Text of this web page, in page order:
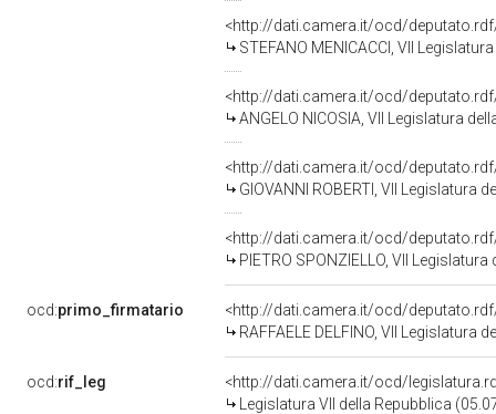
<http://dati.camera.it/ocd/
STEFANO MENICACCI, VII
<http://dati.camera.it/ocd/
ANGELO NICOSIA, VII Legislatura
<http://dati.camera.it/ocd/
GIOVANNI ROBERTI, VII Legislatura
<http://dati.camera.it/ocd/
PIETRO SPONZIELLO, VII
ocd:primo_firmatario
<http://dati.camera.it/ocd/
RAFFAELE DELFINO, VII Legislatura
ocd:rif_leg
<http://dati.camera.it/ocd/
Legislatura VII della Repubblica